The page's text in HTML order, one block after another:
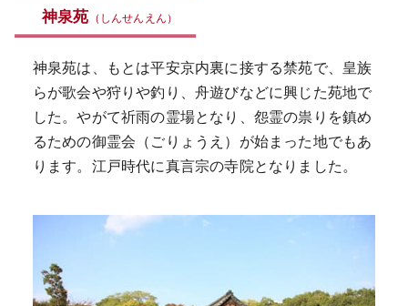
神泉苑 （しんせんえん）
神泉苑は、もとは平安京内裏に接する禁苑で、皇族
らが歌会や狩りや釣り、舟遊びなどに興じた苑地で
した。やがて祈雨の霊場となり、怨霊の祟りを鎮め
るための御霊会（ごりょうえ）が始まった地でもあ
ります。江戸時代に真言宗の寺院となりました。